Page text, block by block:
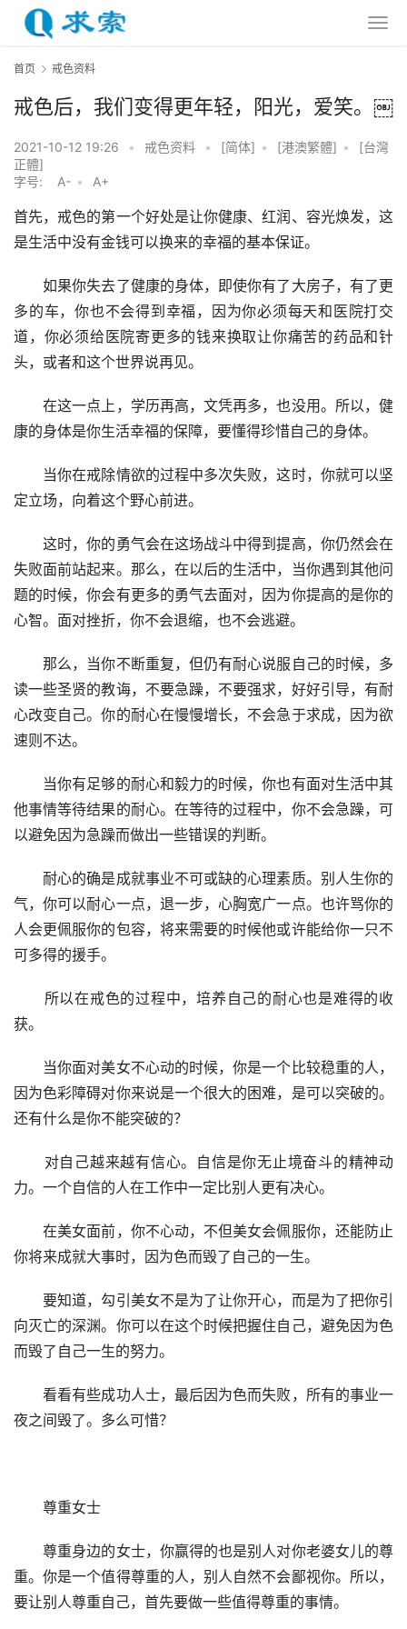
首页 戒色资料
戒色后，我们变得更年轻，阳光，爱笑。￼
2021-10-12 19:26 • 戒色资料 • [简体] • [港澳繁體] •
[台灣
正體]
字号:
A- • A+
首先，戒色的第一个好处是让你健康、红润、容光焕发，这
是生活中没有金钱可以换来的幸福的基本保证。
如果你失去了健康的身体，即使你有了大房子，有了更
多的车，你也不会得到幸福，因为你必须每天和医院打交
道，你必须给医院寄更多的钱来换取让你痛苦的药品和针
头，或者和这个世界说再见。
在这一点上，学历再高，文凭再多，也没用。所以，健
康的身体是你生活幸福的保障，要懂得珍惜自己的身体。
当你在戒除情欲的过程中多次失败，这时，你就可以坚
定立场，向着这个野心前进。
这时，你的勇气会在这场战斗中得到提高，你仍然会在
失败面前站起来。那么，在以后的生活中，当你遇到其他问
题的时候，你会有更多的勇气去面对，因为你提高的是你的
心智。面对挫折，你不会退缩，也不会逃避。
那么，当你不断重复，但仍有耐心说服自己的时候，多
读一些圣贤的教诲，不要急躁，不要强求，好好引导，有耐
心改变自己。你的耐心在慢慢增长，不会急于求成，因为欲
速则不达。
当你有足够的耐心和毅力的时候，你也有面对生活中其
他事情等待结果的耐心。在等待的过程中，你不会急躁，可
以避免因为急躁而做出一些错误的判断。
耐心的确是成就事业不可或缺的心理素质。别人生你的
气，你可以耐心一点，退一步，心胸宽广一点。也许骂你的
人会更佩服你的包容，将来需要的时候他或许能给你一只不
可多得的援手。
所以在戒色的过程中，培养自己的耐心也是难得的收
获。
当你面对美女不心动的时候，你是一个比较稳重的人，
因为色彩障碍对你来说是一个很大的困难，是可以突破的。
还有什么是你不能突破的？
对自己越来越有信心。自信是你无止境奋斗的精神动
力。一个自信的人在工作中一定比别人更有决心。
在美女面前，你不心动，不但美女会佩服你，还能防止
你将来成就大事时，因为色而毁了自己的一生。
要知道，勾引美女不是为了让你开心，而是为了把你引
向灭亡的深渊。你可以在这个时候把握住自己，避免因为色
而毁了自己一生的努力。
看看有些成功人士，最后因为色而失败，所有的事业一
夜之间毁了。多么可惜？
尊重女士
尊重身边的女士，你赢得的也是别人对你老婆女儿的尊
重。你是一个值得尊重的人，别人自然不会鄙视你。所以，
要让别人尊重自己，首先要做一些值得尊重的事情。